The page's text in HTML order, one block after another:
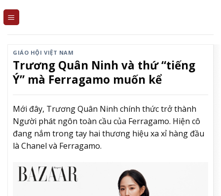
GIÁO HỘI VIỆT NAM
Trương Quân Ninh và thứ “tiếng
Ý” mà Ferragamo muốn kể
Mới đây, Trương Quân Ninh chính thức trở thành
Người phát ngôn toàn cầu của Ferragamo. Hiện cô
đang nắm trong tay hai thương hiệu xa xỉ hàng đầu
là Chanel và Ferragamo.